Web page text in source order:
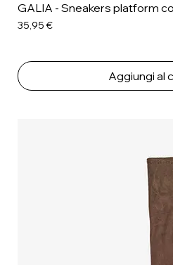
GALIA - Sneakers platform
Prezzo
35,95 €
Aggiungi al